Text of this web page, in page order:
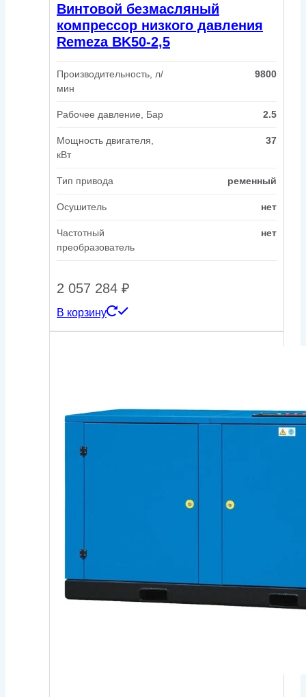
Винтовой безмасляный
компрессор низкого давления
Remeza BK50-2,5
Производительность, л/
мин
9800
Рабочее давление, Бар 2.5
Мощность двигателя,
кВт
37
Тип привода ременный
Осушитель нет
Частотный
преобразователь
нет
2 057 284 ₽
В корзину